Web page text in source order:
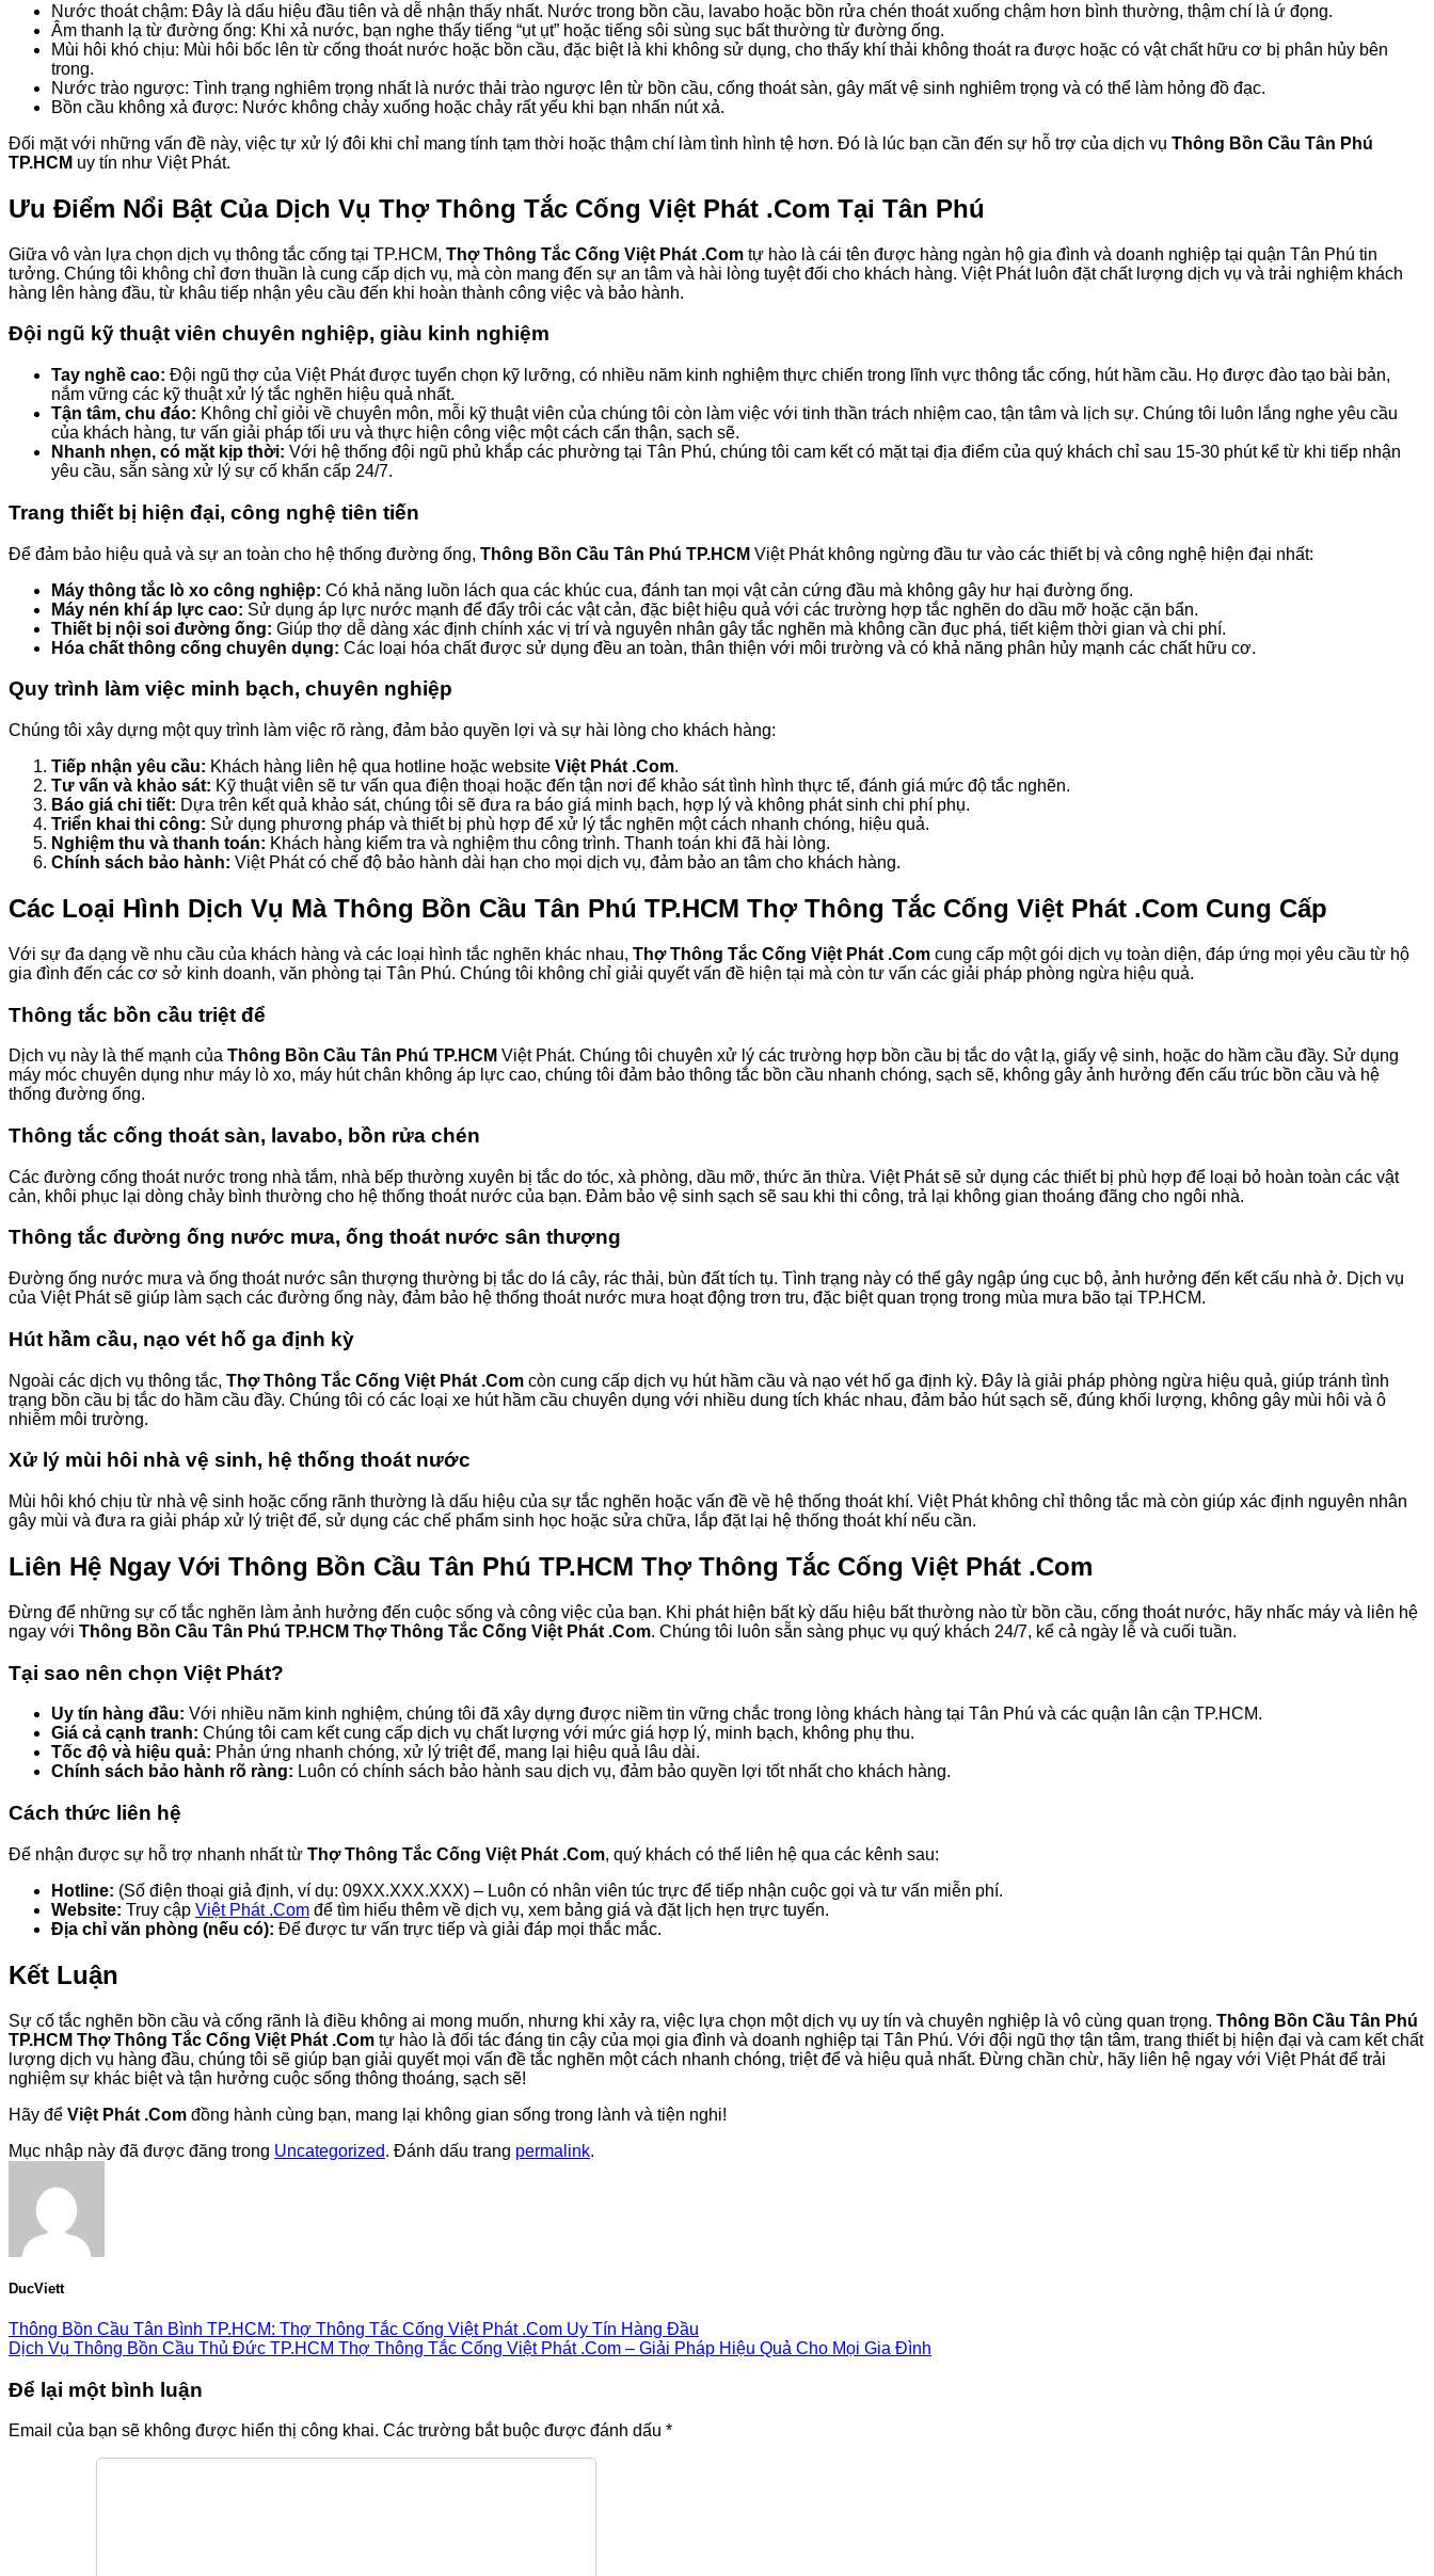
Nước thoát chậm: Đây là dấu hiệu đầu tiên và dễ nhận thấy nhất. Nước trong bồn cầu, lavabo hoặc bồn rửa chén thoát xuống chậm hơn bình thường, thậm chí là ứ đọng.
Âm thanh lạ từ đường ống: Khi xả nước, bạn nghe thấy tiếng “ụt ụt” hoặc tiếng sôi sùng sục bất thường từ đường ống.
Mùi hôi khó chịu: Mùi hôi bốc lên từ cống thoát nước hoặc bồn cầu, đặc biệt là khi không sử dụng, cho thấy khí thải không thoát ra được hoặc có vật chất hữu cơ bị phân hủy bên
trong.
Nước trào ngược: Tình trạng nghiêm trọng nhất là nước thải trào ngược lên từ bồn cầu, cống thoát sàn, gây mất vệ sinh nghiêm trọng và có thể làm hỏng đồ đạc.
Bồn cầu không xả được: Nước không chảy xuống hoặc chảy rất yếu khi bạn nhấn nút xả.
Đối mặt với những vấn đề này, việc tự xử lý đôi khi chỉ mang tính tạm thời hoặc thậm chí làm tình hình tệ hơn. Đó là lúc bạn cần đến sự hỗ trợ của dịch vụ Thông Bồn Cầu Tân Phú
TP.HCM uy tín như Việt Phát.
Ưu Điểm Nổi Bật Của Dịch Vụ Thợ Thông Tắc Cống Việt Phát .Com Tại Tân Phú
Giữa vô vàn lựa chọn dịch vụ thông tắc cống tại TP.HCM, Thợ Thông Tắc Cống Việt Phát .Com tự hào là cái tên được hàng ngàn hộ gia đình và doanh nghiệp tại quận Tân Phú tin
tưởng. Chúng tôi không chỉ đơn thuần là cung cấp dịch vụ, mà còn mang đến sự an tâm và hài lòng tuyệt đối cho khách hàng. Việt Phát luôn đặt chất lượng dịch vụ và trải nghiệm khách
hàng lên hàng đầu, từ khâu tiếp nhận yêu cầu đến khi hoàn thành công việc và bảo hành.
Đội ngũ kỹ thuật viên chuyên nghiệp, giàu kinh nghiệm
Tay nghề cao: Đội ngũ thợ của Việt Phát được tuyển chọn kỹ lưỡng, có nhiều năm kinh nghiệm thực chiến trong lĩnh vực thông tắc cống, hút hầm cầu. Họ được đào tạo bài bản,
nắm vững các kỹ thuật xử lý tắc nghẽn hiệu quả nhất.
Tận tâm, chu đáo: Không chỉ giỏi về chuyên môn, mỗi kỹ thuật viên của chúng tôi còn làm việc với tinh thần trách nhiệm cao, tận tâm và lịch sự. Chúng tôi luôn lắng nghe yêu cầu
của khách hàng, tư vấn giải pháp tối ưu và thực hiện công việc một cách cẩn thận, sạch sẽ.
Nhanh nhẹn, có mặt kịp thời: Với hệ thống đội ngũ phủ khắp các phường tại Tân Phú, chúng tôi cam kết có mặt tại địa điểm của quý khách chỉ sau 15-30 phút kể từ khi tiếp nhận
yêu cầu, sẵn sàng xử lý sự cố khẩn cấp 24/7.
Trang thiết bị hiện đại, công nghệ tiên tiến
Để đảm bảo hiệu quả và sự an toàn cho hệ thống đường ống, Thông Bồn Cầu Tân Phú TP.HCM Việt Phát không ngừng đầu tư vào các thiết bị và công nghệ hiện đại nhất:
Máy thông tắc lò xo công nghiệp: Có khả năng luồn lách qua các khúc cua, đánh tan mọi vật cản cứng đầu mà không gây hư hại đường ống.
Máy nén khí áp lực cao: Sử dụng áp lực nước mạnh để đẩy trôi các vật cản, đặc biệt hiệu quả với các trường hợp tắc nghẽn do dầu mỡ hoặc cặn bẩn.
Thiết bị nội soi đường ống: Giúp thợ dễ dàng xác định chính xác vị trí và nguyên nhân gây tắc nghẽn mà không cần đục phá, tiết kiệm thời gian và chi phí.
Hóa chất thông cống chuyên dụng: Các loại hóa chất được sử dụng đều an toàn, thân thiện với môi trường và có khả năng phân hủy mạnh các chất hữu cơ.
Quy trình làm việc minh bạch, chuyên nghiệp
Chúng tôi xây dựng một quy trình làm việc rõ ràng, đảm bảo quyền lợi và sự hài lòng cho khách hàng:
Tiếp nhận yêu cầu: Khách hàng liên hệ qua hotline hoặc website Việt Phát .Com.
Tư vấn và khảo sát: Kỹ thuật viên sẽ tư vấn qua điện thoại hoặc đến tận nơi để khảo sát tình hình thực tế, đánh giá mức độ tắc nghẽn.
Báo giá chi tiết: Dựa trên kết quả khảo sát, chúng tôi sẽ đưa ra báo giá minh bạch, hợp lý và không phát sinh chi phí phụ.
Triển khai thi công: Sử dụng phương pháp và thiết bị phù hợp để xử lý tắc nghẽn một cách nhanh chóng, hiệu quả.
Nghiệm thu và thanh toán: Khách hàng kiểm tra và nghiệm thu công trình. Thanh toán khi đã hài lòng.
Chính sách bảo hành: Việt Phát có chế độ bảo hành dài hạn cho mọi dịch vụ, đảm bảo an tâm cho khách hàng.
Các Loại Hình Dịch Vụ Mà Thông Bồn Cầu Tân Phú TP.HCM Thợ Thông Tắc Cống Việt Phát .Com Cung Cấp
Với sự đa dạng về nhu cầu của khách hàng và các loại hình tắc nghẽn khác nhau, Thợ Thông Tắc Cống Việt Phát .Com cung cấp một gói dịch vụ toàn diện, đáp ứng mọi yêu cầu từ hộ
gia đình đến các cơ sở kinh doanh, văn phòng tại Tân Phú. Chúng tôi không chỉ giải quyết vấn đề hiện tại mà còn tư vấn các giải pháp phòng ngừa hiệu quả.
Thông tắc bồn cầu triệt để
Dịch vụ này là thế mạnh của Thông Bồn Cầu Tân Phú TP.HCM Việt Phát. Chúng tôi chuyên xử lý các trường hợp bồn cầu bị tắc do vật lạ, giấy vệ sinh, hoặc do hầm cầu đầy. Sử dụng
máy móc chuyên dụng như máy lò xo, máy hút chân không áp lực cao, chúng tôi đảm bảo thông tắc bồn cầu nhanh chóng, sạch sẽ, không gây ảnh hưởng đến cấu trúc bồn cầu và hệ
thống đường ống.
Thông tắc cống thoát sàn, lavabo, bồn rửa chén
Các đường cống thoát nước trong nhà tắm, nhà bếp thường xuyên bị tắc do tóc, xà phòng, dầu mỡ, thức ăn thừa. Việt Phát sẽ sử dụng các thiết bị phù hợp để loại bỏ hoàn toàn các vật
cản, khôi phục lại dòng chảy bình thường cho hệ thống thoát nước của bạn. Đảm bảo vệ sinh sạch sẽ sau khi thi công, trả lại không gian thoáng đãng cho ngôi nhà.
Thông tắc đường ống nước mưa, ống thoát nước sân thượng
Đường ống nước mưa và ống thoát nước sân thượng thường bị tắc do lá cây, rác thải, bùn đất tích tụ. Tình trạng này có thể gây ngập úng cục bộ, ảnh hưởng đến kết cấu nhà ở. Dịch vụ
của Việt Phát sẽ giúp làm sạch các đường ống này, đảm bảo hệ thống thoát nước mưa hoạt động trơn tru, đặc biệt quan trọng trong mùa mưa bão tại TP.HCM.
Hút hầm cầu, nạo vét hố ga định kỳ
Ngoài các dịch vụ thông tắc, Thợ Thông Tắc Cống Việt Phát .Com còn cung cấp dịch vụ hút hầm cầu và nạo vét hố ga định kỳ. Đây là giải pháp phòng ngừa hiệu quả, giúp tránh tình
trạng bồn cầu bị tắc do hầm cầu đầy. Chúng tôi có các loại xe hút hầm cầu chuyên dụng với nhiều dung tích khác nhau, đảm bảo hút sạch sẽ, đúng khối lượng, không gây mùi hôi và ô
nhiễm môi trường.
Xử lý mùi hôi nhà vệ sinh, hệ thống thoát nước
Mùi hôi khó chịu từ nhà vệ sinh hoặc cống rãnh thường là dấu hiệu của sự tắc nghẽn hoặc vấn đề về hệ thống thoát khí. Việt Phát không chỉ thông tắc mà còn giúp xác định nguyên nhân
gây mùi và đưa ra giải pháp xử lý triệt để, sử dụng các chế phẩm sinh học hoặc sửa chữa, lắp đặt lại hệ thống thoát khí nếu cần.
Liên Hệ Ngay Với Thông Bồn Cầu Tân Phú TP.HCM Thợ Thông Tắc Cống Việt Phát .Com
Đừng để những sự cố tắc nghẽn làm ảnh hưởng đến cuộc sống và công việc của bạn. Khi phát hiện bất kỳ dấu hiệu bất thường nào từ bồn cầu, cống thoát nước, hãy nhấc máy và liên hệ
ngay với Thông Bồn Cầu Tân Phú TP.HCM Thợ Thông Tắc Cống Việt Phát .Com. Chúng tôi luôn sẵn sàng phục vụ quý khách 24/7, kể cả ngày lễ và cuối tuần.
Tại sao nên chọn Việt Phát?
Uy tín hàng đầu: Với nhiều năm kinh nghiệm, chúng tôi đã xây dựng được niềm tin vững chắc trong lòng khách hàng tại Tân Phú và các quận lân cận TP.HCM.
Giá cả cạnh tranh: Chúng tôi cam kết cung cấp dịch vụ chất lượng với mức giá hợp lý, minh bạch, không phụ thu.
Tốc độ và hiệu quả: Phản ứng nhanh chóng, xử lý triệt để, mang lại hiệu quả lâu dài.
Chính sách bảo hành rõ ràng: Luôn có chính sách bảo hành sau dịch vụ, đảm bảo quyền lợi tốt nhất cho khách hàng.
Cách thức liên hệ
Để nhận được sự hỗ trợ nhanh nhất từ Thợ Thông Tắc Cống Việt Phát .Com, quý khách có thể liên hệ qua các kênh sau:
Hotline: (Số điện thoại giả định, ví dụ: 09XX.XXX.XXX) – Luôn có nhân viên túc trực để tiếp nhận cuộc gọi và tư vấn miễn phí.
Website: Truy cập Việt Phát .Com để tìm hiểu thêm về dịch vụ, xem bảng giá và đặt lịch hẹn trực tuyến.
Địa chỉ văn phòng (nếu có): Để được tư vấn trực tiếp và giải đáp mọi thắc mắc.
Kết Luận
Sự cố tắc nghẽn bồn cầu và cống rãnh là điều không ai mong muốn, nhưng khi xảy ra, việc lựa chọn một dịch vụ uy tín và chuyên nghiệp là vô cùng quan trọng. Thông Bồn Cầu Tân Phú
TP.HCM Thợ Thông Tắc Cống Việt Phát .Com tự hào là đối tác đáng tin cậy của mọi gia đình và doanh nghiệp tại Tân Phú. Với đội ngũ thợ tận tâm, trang thiết bị hiện đại và cam kết chất
lượng dịch vụ hàng đầu, chúng tôi sẽ giúp bạn giải quyết mọi vấn đề tắc nghẽn một cách nhanh chóng, triệt để và hiệu quả nhất. Đừng chần chừ, hãy liên hệ ngay với Việt Phát để trải
nghiệm sự khác biệt và tận hưởng cuộc sống thông thoáng, sạch sẽ!
Hãy để Việt Phát .Com đồng hành cùng bạn, mang lại không gian sống trong lành và tiện nghi!
Mục nhập này đã được đăng trong Uncategorized. Đánh dấu trang permalink.
DucViett
Thông Bồn Cầu Tân Bình TP.HCM: Thợ Thông Tắc Cống Việt Phát .Com Uy Tín Hàng Đầu
Dịch Vụ Thông Bồn Cầu Thủ Đức TP.HCM Thợ Thông Tắc Cống Việt Phát .Com – Giải Pháp Hiệu Quả Cho Mọi Gia Đình
Để lại một bình luận
Email của bạn sẽ không được hiển thị công khai. Các trường bắt buộc được đánh dấu *